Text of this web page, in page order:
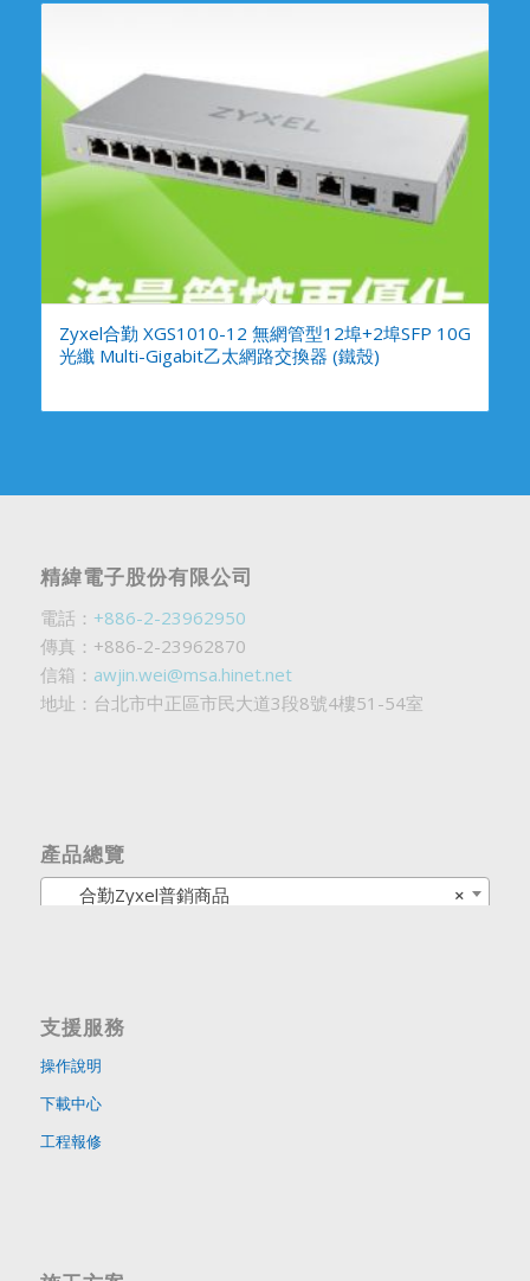
Zyxel合勤 XGS1010-12 無網管型12埠+2埠SFP 10G
光纖 Multi-Gigabit乙太網路交換器 (鐵殼)
精緯電子股份有限公司
電話： +886-2-23962950
傳真：+886-2-23962870
信箱： awjin.wei@msa.hinet.net
地址：台北市中正區市民大道3段8號4樓51-54室
產品總覽
×
合勤Zyxel普銷商品
支援服務
操作說明
下載中心
工程報修